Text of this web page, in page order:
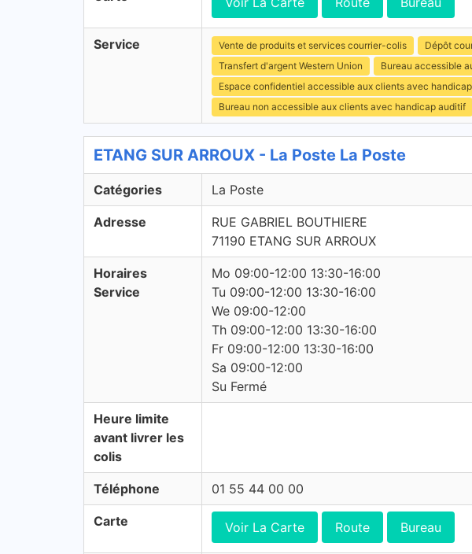
Service Vente de produits et services courrier-colis Dépôt
Transfert d'argent Western Union
Bureau accessible
Espace confidentiel accessible aux clients avec
Bureau non accessible aux clients avec handicap auditif
ETANG SUR ARROUX - La Poste La Poste
Catégories La Poste
Adresse
RUE GABRIEL BOUTHIERE
71190 ETANG SUR ARROUX
Horaires
Service
Mo 09:00-12:00 13:30-16:00
Tu 09:00-12:00 13:30-16:00
We 09:00-12:00
Th 09:00-12:00 13:30-16:00
Fr 09:00-12:00 13:30-16:00
Sa 09:00-12:00
Su Fermé
Heure limite
avant livrer les
colis
Téléphone 01 55 44 00 00
Carte Voir La Carte Route Bureau